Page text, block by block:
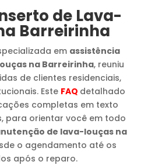
de Lava-
Barreirinha
em assistência
na Barreirinha, reuniu
de clientes residenciais,
Este FAQ detalhado
completas em texto
para orientar você em todo
de lava-louças na
o agendamento até os
após o reparo.